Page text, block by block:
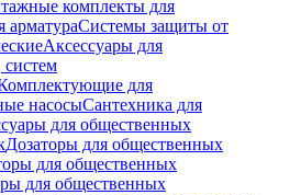
комплекты для
арматураСистемы защиты от
Аксессуары для
систем
для
насосыСантехника для
для общественных
Дозаторы для общественных
для общественных
для общественных